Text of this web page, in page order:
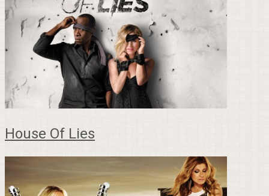
House Of Lies